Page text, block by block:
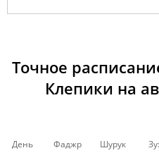
Точное
Клепики на
День Фаджр Шурук
02:20 04:31
05, Ср 02:21 04:35